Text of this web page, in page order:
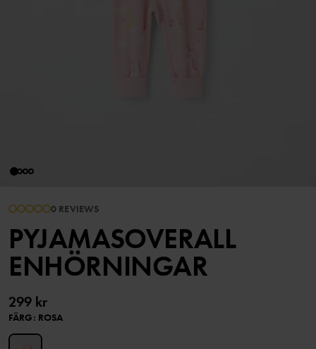
0 REVIEWS
PYJAMASOVERALL
ENHÖRNINGAR
299 kr
FÄRG: ROSA